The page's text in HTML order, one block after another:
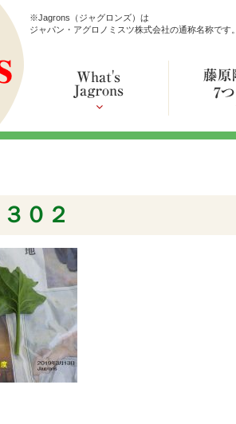
※Jagrons（ジャグロンズ）は
ジャパン・アグロノミスツ株式会社の通称名称です。
０２